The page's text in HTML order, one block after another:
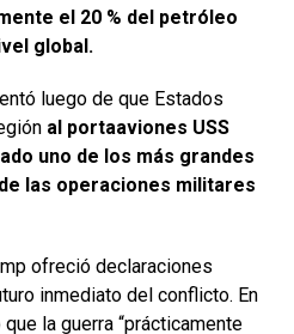
el 20 % del petróleo
global.
luego de que Estados
al portaaviones USS
uno de los más grandes
las operaciones militares
ofreció declaraciones
inmediato del conflicto. En
la guerra “prácticamente